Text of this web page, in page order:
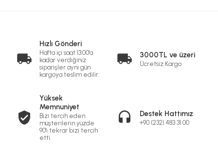
Hızlı Gönderi
Hafta içi saat 13:00'a
kadar verdiğiniz
siparişler aynı gün
kargoya teslim edilir.
3000TL ve üzeri
Ücretsiz Kargo
Yüksek
Memnuniyet
Bizi tercih eden
müşterilerin yüzde
90'ı tekrar bizi tercih
etti.
Destek Hattımız
+90 (232) 483 31 00